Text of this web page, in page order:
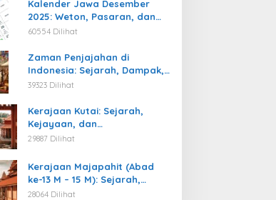
Kalender Jawa Desember
2025: Weton, Pasaran, dan
Hari Baik
60554 Dilihat
Zaman Penjajahan di
Indonesia: Sejarah, Dampak,
dan Perjuangan Menuju
39323 Dilihat
Kerajaan Kutai: Sejarah,
Kejayaan, dan
Peninggalannya (Abad ke-4
29887 Dilihat
Kerajaan Majapahit (Abad
ke-13 M – 15 M): Sejarah,
Kejayaan, dan
28064 Dilihat